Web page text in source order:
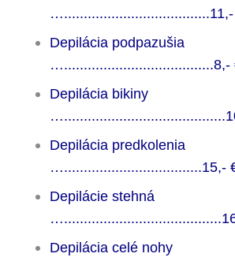
….....................................11,-
Depilácia podpazušia
…......................................8,-
Depilácia bikiny
Depilácia predkolenia
…...................................15,-
Depilácie stehná
Depilácia celé nohy